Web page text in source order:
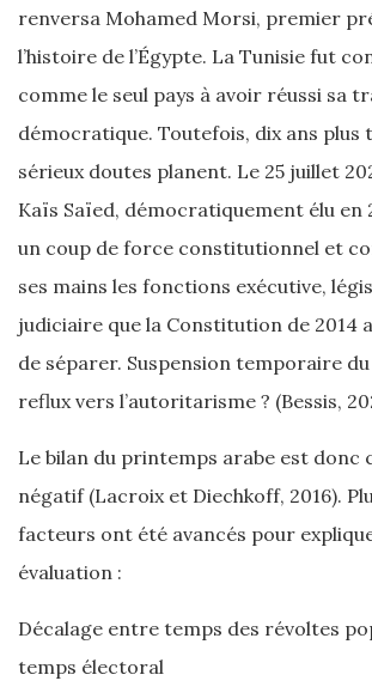
renversa Mohamed Morsi, premier
l’histoire de l’Égypte. La Tunisie fut
comme le seul pays à avoir réussi sa
démocratique. Toutefois, dix ans plus
sérieux doutes planent. Le 25 juillet
Kaïs Saïed, démocratiquement élu en
un coup de force constitutionnel et
ses mains les fonctions exécutive,
judiciaire que la Constitution de 2014
de séparer. Suspension temporaire
reflux vers l’autoritarisme ? (Bessis,
Le bilan du printemps arabe est donc
négatif (Lacroix et Diechkoff, 2016).
facteurs ont été avancés pour
évaluation :
Décalage entre temps des révoltes
temps électoral